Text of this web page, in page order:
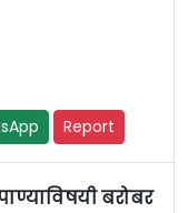
Report
बरोबर